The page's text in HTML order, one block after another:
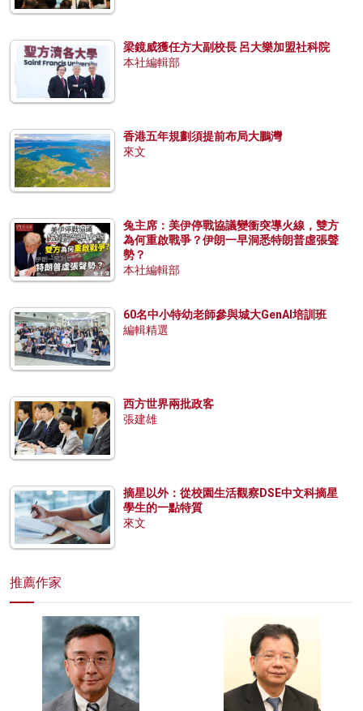
梁鏡威獲任方大副校長 呂大樂加盟社科院
本社編輯部
香港五年規劃須提前布局大鵬灣
來文
兔主席：美伊停戰協議變衝突導火線，雙方
為何重啟戰爭？伊朗一早洞悉特朗普虛張聲
勢？
本社編輯部
60名中小特幼老師參與城大GenAI培訓班
編輯精選
西方世界兩批政客
張建雄
摘星以外：從校園生活觀察DSE中文科摘星
學生的一點特質
來文
推薦作家